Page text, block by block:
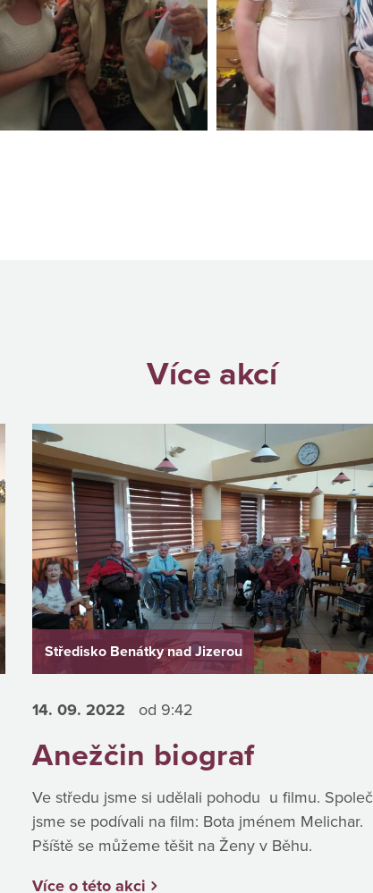
Více akcí
Středisko Benátky nad Jizerou
14. 09.2022 od 9:42
Anežčin biograf
Ve středu jsme si udělali pohodu u filmu.
jsme se podívali na film: Bota jménem Melichar.
Pšíště se můžeme těšit na Ženy v Běhu.
Více o této akci